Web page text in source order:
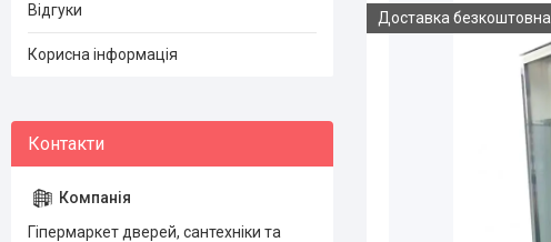
Доставка безкоштовна
Відгуки
Корисна інформація
Гіпермаркет дверей, сантехніки та